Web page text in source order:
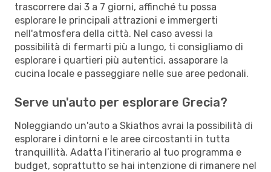
trascorrere dai 3 a 7 giorni, affinché tu possa
esplorare le principali attrazioni e immergerti
nell'atmosfera della città. Nel caso avessi la
possibilità di fermarti più a lungo, ti consigliamo di
esplorare i quartieri più autentici, assaporare la
cucina locale e passeggiare nelle sue aree pedonali.
Serve un'auto per esplorare Grecia?
Noleggiando un'auto a Skiathos avrai la possibilità di
esplorare i dintorni e le aree circostanti in tutta
tranquillità. Adatta l’itinerario al tuo programma e
budget, soprattutto se hai intenzione di rimanere nel